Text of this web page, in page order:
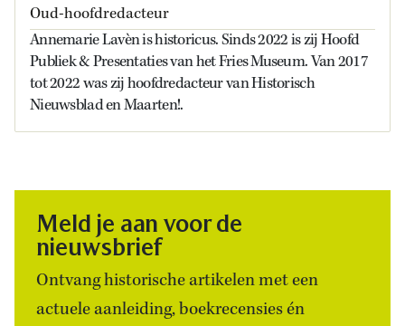
Oud-hoofdredacteur
Annemarie Lavèn is historicus. Sinds 2022 is zij Hoofd
Publiek & Presentaties van het Fries Museum. Van 2017
tot 2022 was zij hoofdredacteur van Historisch
Nieuwsblad en Maarten!.
Meld je aan voor de
nieuwsbrief
Ontvang historische artikelen met een
actuele aanleiding, boekrecensies én